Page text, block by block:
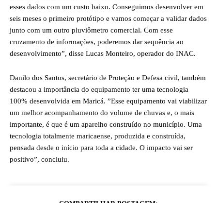
esses dados com um custo baixo. Conseguimos desenvolver em
seis meses o primeiro protótipo e vamos começar a validar dados
junto com um outro pluviômetro comercial. Com esse
cruzamento de informações, poderemos dar sequência ao
desenvolvimento”, disse Lucas Monteiro, operador do INAC.
Danilo dos Santos, secretário de Proteção e Defesa civil, também
destacou a importância do equipamento ter uma tecnologia
100% desenvolvida em Maricá. ”Esse equipamento vai viabilizar
um melhor acompanhamento do volume de chuvas e, o mais
importante, é que é um aparelho construído no município. Uma
tecnologia totalmente maricaense, produzida e construída,
pensada desde o início para toda a cidade. O impacto vai ser
positivo”, concluiu.